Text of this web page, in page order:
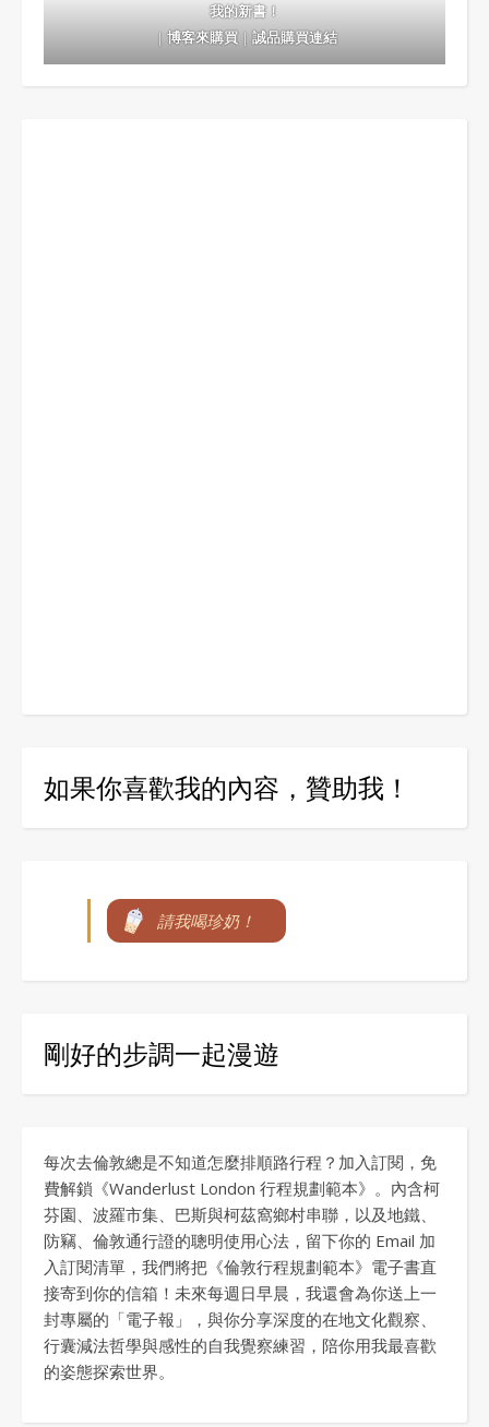
我的新書！
｜博客來購買｜誠品購買連結
如果你喜歡我的內容，贊助我！
請我喝珍奶！
剛好的步調一起漫遊
每次去倫敦總是不知道怎麼排順路行程？加入訂閱，免
費解鎖《Wanderlust London 行程規劃範本》。內含柯
芬園、波羅市集、巴斯與柯茲窩鄉村串聯，以及地鐵、
防竊、倫敦通行證的聰明使用心法，留下你的 Email 加
入訂閱清單，我們將把《倫敦行程規劃範本》電子書直
接寄到你的信箱！未來每週日早晨，我還會為你送上一
封專屬的「電子報」，與你分享深度的在地文化觀察、
行囊減法哲學與感性的自我覺察練習，陪你用我最喜歡
的姿態探索世界。